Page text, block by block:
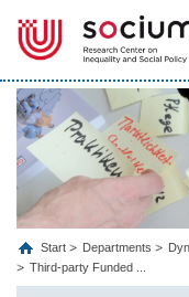
Start Departments
Third-party Funded ...